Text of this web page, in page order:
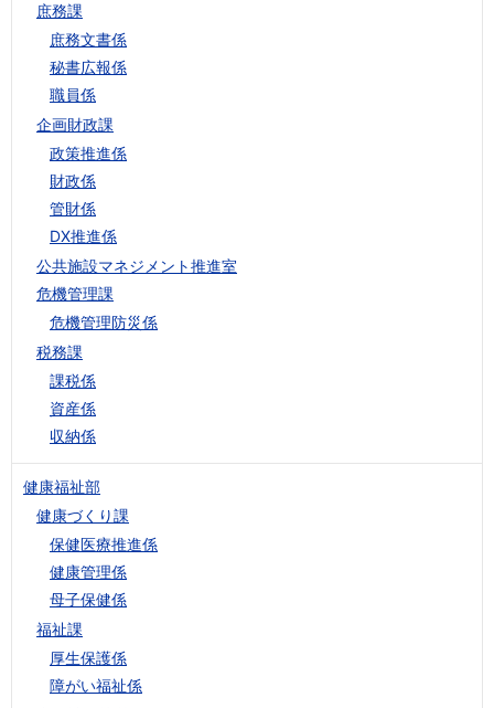
庶務課
庶務文書係
秘書広報係
職員係
企画財政課
政策推進係
財政係
管財係
DX推進係
公共施設マネジメント推進室
危機管理課
危機管理防災係
税務課
課税係
資産係
収納係
健康福祉部
健康づくり課
保健医療推進係
健康管理係
母子保健係
福祉課
厚生保護係
障がい福祉係